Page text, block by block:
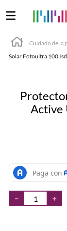
Cuidado de la
Solar Fotoultra 100
Active
＋
－